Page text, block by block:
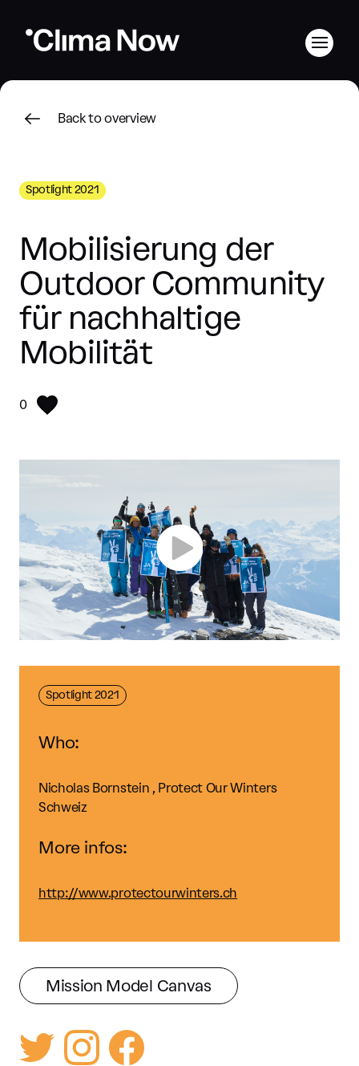
Back to overview
Spotlight 2021
Mobilisierung der
Outdoor Community
für nachhaltige
Mobilität
0
Spotlight 2021
Who:
Nicholas Bornstein , Protect Our Winters
Schweiz
More infos:
http://www.protectourwinters.ch
Mission Model Canvas